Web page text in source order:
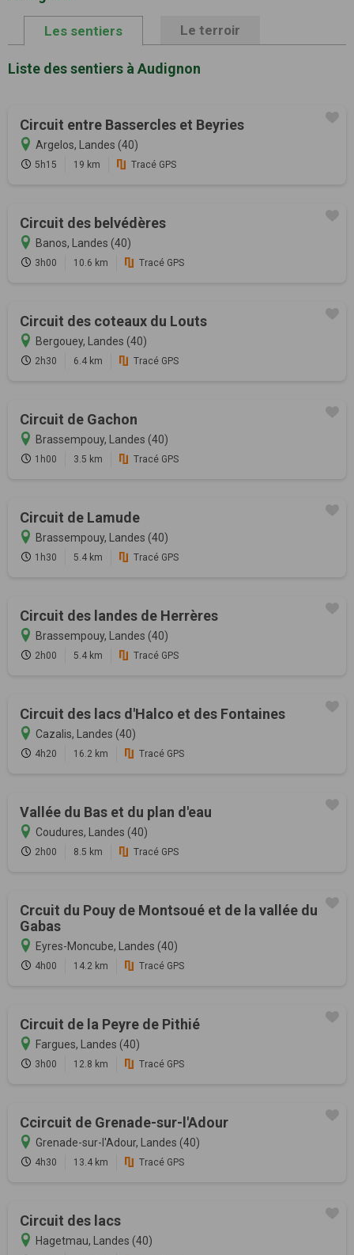
Les sentiers Le terroir
Liste des sentiers à Audignon
Circuit entre Bassercles et Beyries
Argelos, Landes (40)
5h15 19 km Tracé GPS
Circuit des belvédères
Banos, Landes (40)
3h00 10.6 km Tracé GPS
Circuit des coteaux du Louts
Bergouey, Landes (40)
2h30 6.4 km Tracé GPS
Circuit de Gachon
Brassempouy, Landes (40)
1h00 3.5 km Tracé GPS
Circuit de Lamude
Brassempouy, Landes (40)
1h30 5.4 km Tracé GPS
Circuit des landes de Herrères
Brassempouy, Landes (40)
2h00 5.4 km Tracé GPS
Circuit des lacs d'Halco et des Fontaines
Cazalis, Landes (40)
4h20 16.2 km Tracé GPS
Vallée du Bas et du plan d'eau
Coudures, Landes (40)
2h00 8.5 km Tracé GPS
Crcuit du Pouy de Montsoué et de la vallée du
Gabas
Eyres-Moncube, Landes (40)
4h00 14.2 km Tracé GPS
Circuit de la Peyre de Pithié
Fargues, Landes (40)
3h00 12.8 km Tracé GPS
Ccircuit de Grenade-sur-l'Adour
Grenade-sur-l'Adour, Landes (40)
4h30 13.4 km Tracé GPS
Circuit des lacs
Hagetmau, Landes (40)